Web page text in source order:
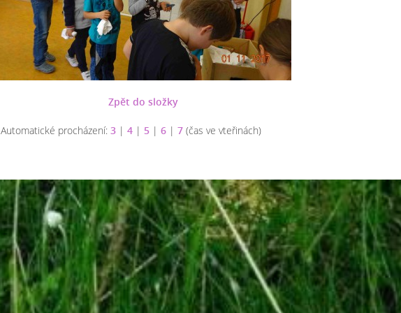
Zpět do složky
Automatické procházení: 3| 4| 5| 6| 7(čas ve vteřinách)